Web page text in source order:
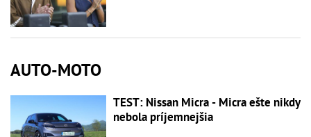
AUTO-MOTO
TEST: Nissan Micra - Micra ešte nikdy
nebola príjemnejšia